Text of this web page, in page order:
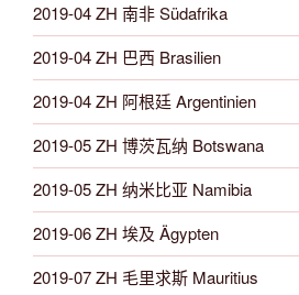
2019-04 ZH 南非 Südafrika
2019-04 ZH 巴西 Brasilien
2019-04 ZH 阿根廷 Argentinien
2019-05 ZH 博茨瓦纳 Botswana
2019-05 ZH 纳米比亚 Namibia
2019-06 ZH 埃及 Ägypten
2019-07 ZH 毛里求斯 Mauritius